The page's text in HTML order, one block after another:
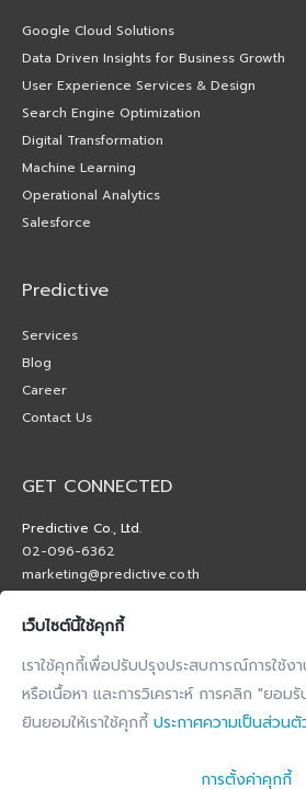
Google Cloud Solutions
Data Driven Insights for Business Growth
User Experience Services & Design
Search Engine Optimization
Digital Transformation
Machine Learning
Operational Analytics
Salesforce
Predictive
Services
Blog
Career
Contact Us
GET CONNECTED
Predictive Co., Ltd.
02-096-6362
marketing@predictive.co.th
เว็บไซต์นี้ใช้คุกกี้
เราใช้คุกกี้เพื่อปรับปรุงประสบการณ์การใช้ง
หรือเนื้อหา และการวิเคราะห์ การคลิก "ยอ
ยินยอมให้เราใช้คุกกี้ ประกาศความเป็นส่วนตั
การตั้งค่าคุกกี้